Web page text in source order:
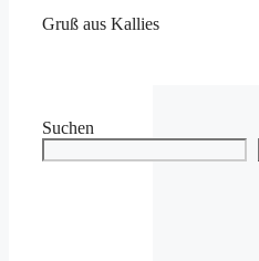
Gruß aus Kallies
Suchen